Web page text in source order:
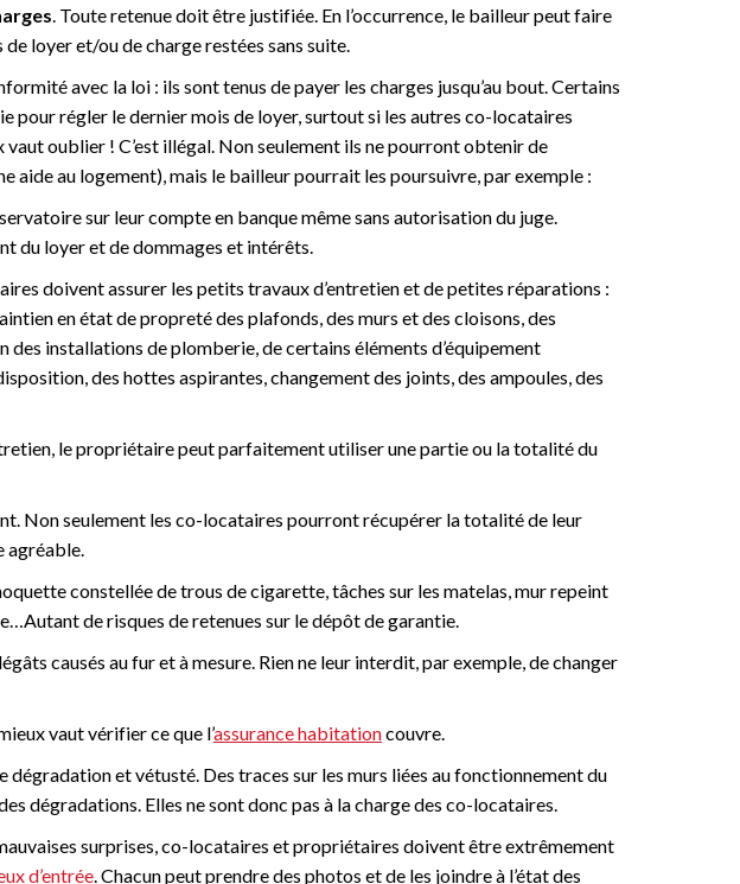
. Toute retenue doit être justifiée. En l’occurrence, le bailleur peut faire
loyer et/ou de charge restées sans suite.
avec la loi : ils sont tenus de payer les charges jusqu’au bout. Certains
pour régler le dernier mois de loyer, surtout si les autres co-locataires
oublier ! C’est illégal. Non seulement ils ne pourront obtenir de
aide au logement), mais le bailleur pourrait les poursuivre, par exemple :
sur leur compte en banque même sans autorisation du juge.
du loyer et de dommages et intérêts.
doivent assurer les petits travaux d’entretien et de petites réparations :
en état de propreté des plafonds, des murs et des cloisons, des
des installations de plomberie, de certains éléments d’équipement
des hottes aspirantes, changement des joints, des ampoules, des
le propriétaire peut parfaitement utiliser une partie ou la totalité du
Non seulement les co-locataires pourront récupérer la totalité de leur
agréable.
constellée de trous de cigarette, tâches sur les matelas, mur repeint
de risques de retenues sur le dépôt de garantie.
causés au fur et à mesure. Rien ne leur interdit, par exemple, de changer
vaut vérifier ce que l’assurance habitationcouvre.
et vétusté. Des traces sur les murs liées au fonctionnement du
dégradations. Elles ne sont donc pas à la charge des co-locataires.
surprises, co-locataires et propriétaires doivent être extrêmement
d’entrée. Chacun peut prendre des photos et de les joindre à l’état des